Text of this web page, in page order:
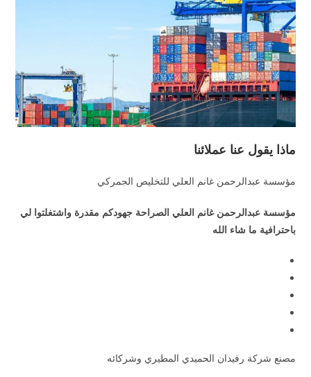
ماذا يقول عنا عملائنا
مؤسسة عبدالرحمن غانم العلي للتخليص الجمركي
مؤسسة عبدالرحمن غانم العلي الصراحة جهودكم مقدرة واشتغلتوا لي
باحترافية ما شاء الله
مصنع شركة رفيدان الحميدي المطيري وشركائه